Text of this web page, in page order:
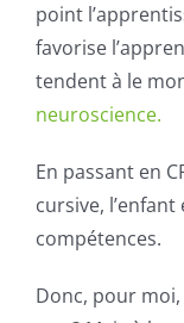
point
favorise
tendent à le
neuroscience.
En passant en
cursive,
compétences.
Donc, pour